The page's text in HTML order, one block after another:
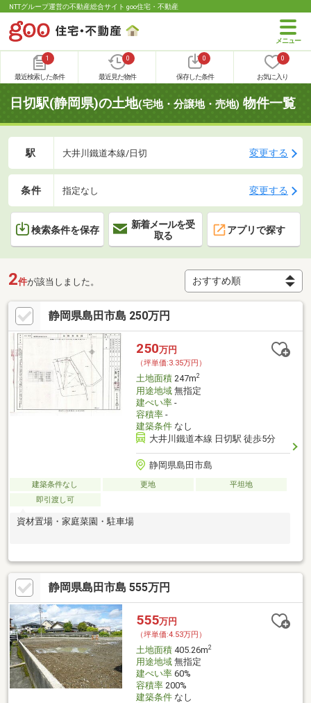
NTTグループ運営の不動産総合サイト goo住宅・不動産
1
最近検索した条件
0
最近見た物件
0
保存した条件
0
お気に入り
日切駅(静岡県)の土地(宅地・分譲地・売地) 物件一覧
駅 大井川鐵道本線/日切 変更する
条件 指定なし 変更する
検索条件を保存
新着メールを受
取る
アプリで探す
2件が該当しました。
静岡県島田市島 250万円
250万円
（坪単価:3.35万円）
土地面積247m2
用途地域無指定
建ぺい率-
容積率-
建築条件なし
大井川鐵道本線 日切駅 徒歩5分
静岡県島田市島
建築条件なし 更地
平坦地
即引渡し可
資材置場・家庭菜園・駐車場
静岡県島田市島 555万円
555万円
（坪単価:4.53万円）
土地面積405.26m2
用途地域無指定
建ぺい率60%
容積率200%
建築条件なし